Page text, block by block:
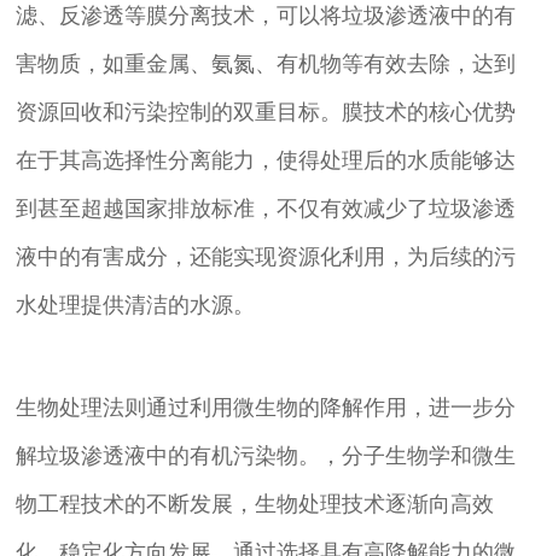
滤、反渗透等膜分离技术，可以将垃圾渗透液中的有
害物质，如重金属、氨氮、有机物等有效去除，达到
资源回收和污染控制的双重目标。膜技术的核心优势
在于其高选择性分离能力，使得处理后的水质能够达
到甚至超越国家排放标准，不仅有效减少了垃圾渗透
液中的有害成分，还能实现资源化利用，为后续的污
水处理提供清洁的水源。
生物处理法则通过利用微生物的降解作用，进一步分
解垃圾渗透液中的有机污染物。，分子生物学和微生
物工程技术的不断发展，生物处理技术逐渐向高效